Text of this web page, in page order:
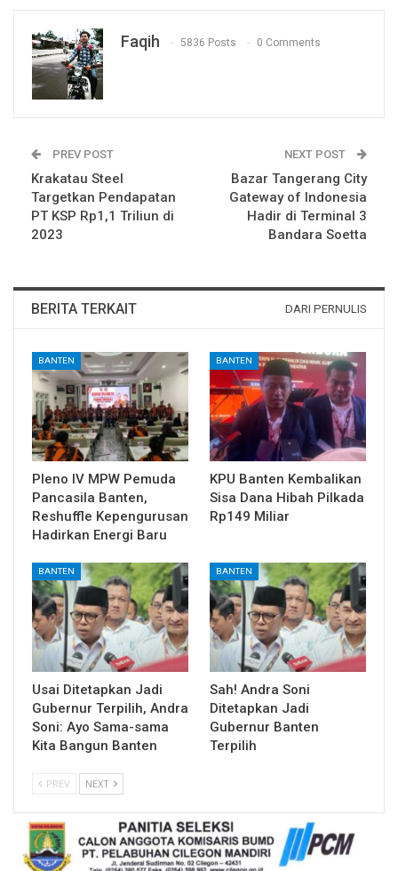
Faqih 5836 Posts 0 Comments
PREV POST
Krakatau Steel
Targetkan Pendapatan
PT KSP Rp1,1 Triliun di
2023
NEXT POST
Bazar Tangerang City
Gateway of Indonesia
Hadir di Terminal 3
Bandara Soetta
BERITA TERKAIT DARI PERNULIS
BANTEN
Pleno IV MPW Pemuda
Pancasila Banten,
Reshuffle Kepengurusan
Hadirkan Energi Baru
BANTEN
KPU Banten Kembalikan
Sisa Dana Hibah Pilkada
Rp149 Miliar
BANTEN
Usai Ditetapkan Jadi
Gubernur Terpilih, Andra
Soni: Ayo Sama-sama
Kita Bangun Banten
BANTEN
Sah! Andra Soni
Ditetapkan Jadi
Gubernur Banten
Terpilih
PREV NEXT